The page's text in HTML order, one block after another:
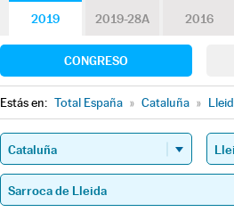
2019 2019-28A 2016
CONGRESO
Estás en: Total España » Cataluña »